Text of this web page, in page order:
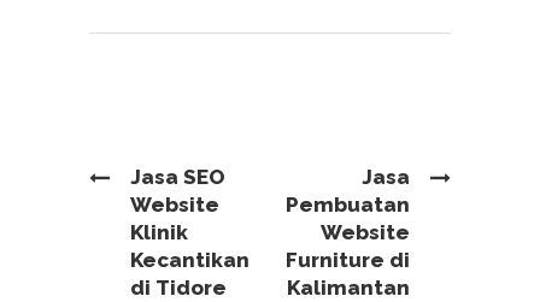
Jasa SEO
Website
Klinik
Kecantikan
di Tidore
Jasa
Pembuatan
Website
Furniture di
Kalimantan